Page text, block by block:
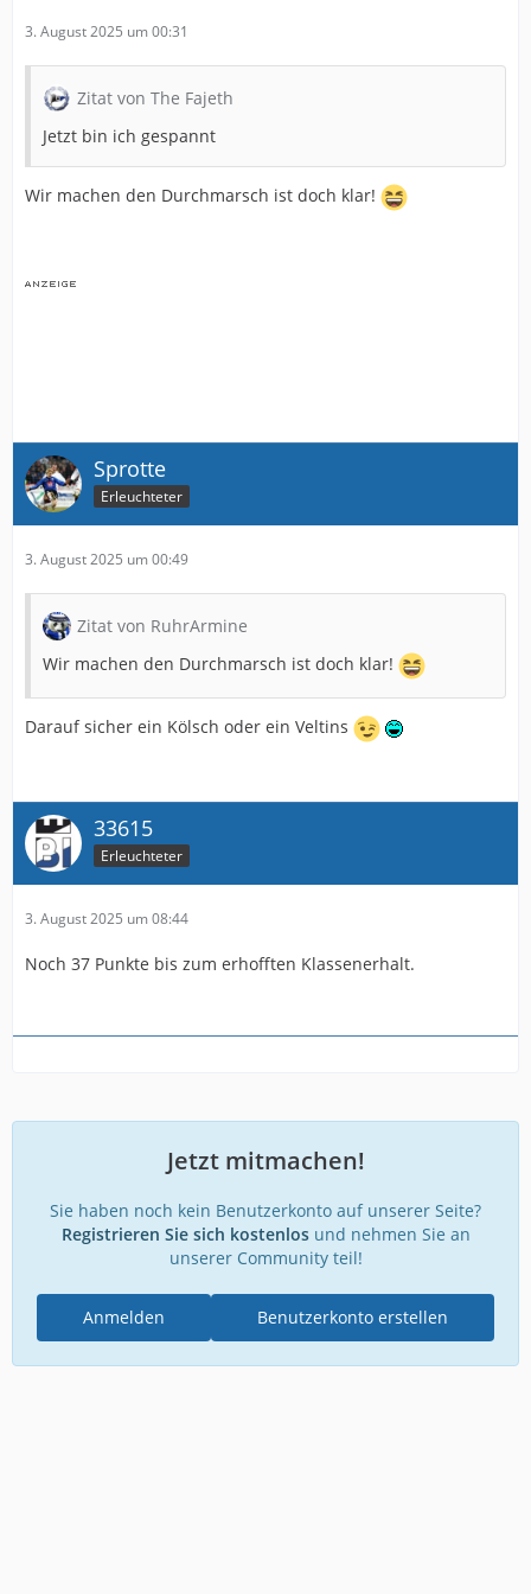
Zusammengefasst:
Zeit? Pff..: Laut Blockuniversum ist alles schon passiert,
passiert gerade und wird passieren - gleichzeitig. Quasi
Netflix mit allen Folgen auf einmal. Nur ohne Skip-
So… jetzt hat
CrimePays noch mehr zum Sacken-
3. August 2025 um 00:31
Zitat von The Fajeth
Jetzt bin ich gespannt
Wir machen den Durchmarsch ist doch klar!
Sprotte
Erleuchteter
3. August 2025 um 00:49
Zitat von RuhrArmine
Wir machen den Durchmarsch ist doch klar!
Darauf sicher ein Kölsch oder ein Veltins
33615
Erleuchteter
3. August 2025 um 08:44
Noch 37 Punkte bis zum erhofften Klassenerhalt.
Jetzt mitmachen!
Sie haben noch kein Benutzerkonto auf unserer Seite?
Registrieren Sie sich kostenlosund nehmen Sie an
unserer Community teil!
Benutzerkonto erstellen
Anmelden